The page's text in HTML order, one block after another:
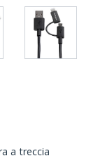
a treccia